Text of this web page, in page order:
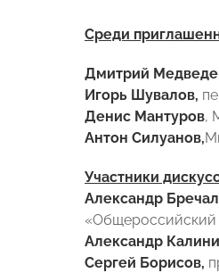
Среди
Дмитрий
Игорь Шувалов,
Денис Мантуров,
Антон Силуанов,
Участники
Александр
«Общероссийский
Александр
Сергей Борисов,